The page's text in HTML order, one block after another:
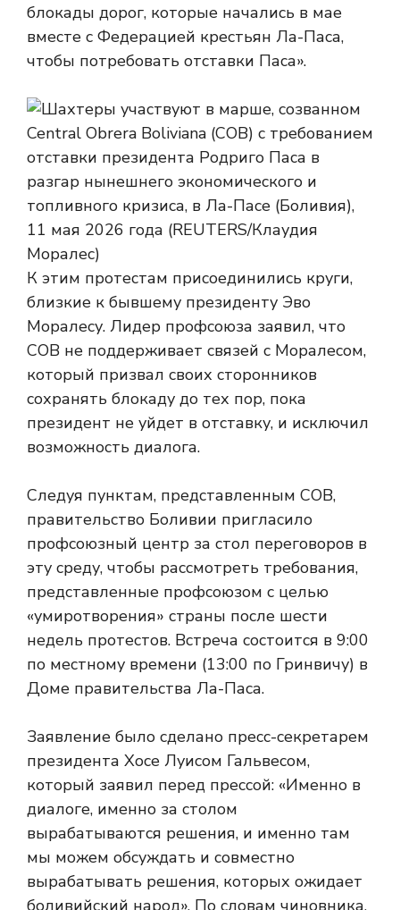
блокады дорог, которые начались в мае
вместе с Федерацией крестьян Ла-Паса,
чтобы потребовать отставки Паса».
К этим протестам присоединились круги,
близкие к бывшему президенту Эво
Моралесу. Лидер профсоюза заявил, что
COB не поддерживает связей с Моралесом,
который призвал своих сторонников
сохранять блокаду до тех пор, пока
президент не уйдет в отставку, и исключил
возможность диалога.
Следуя пунктам, представленным COB,
правительство Боливии пригласило
профсоюзный центр за стол переговоров в
эту среду, чтобы рассмотреть требования,
представленные профсоюзом с целью
«умиротворения» страны после шести
недель протестов. Встреча состоится в 9:00
по местному времени (13:00 по Гринвичу) в
Доме правительства Ла-Паса.
Заявление было сделано пресс-секретарем
президента Хосе Луисом Гальвесом,
который заявил перед прессой: «Именно в
диалоге, именно за столом
вырабатываются решения, и именно там
мы можем обсуждать и совместно
вырабатывать решения, которых ожидает
боливийский народ». По словам чиновника,